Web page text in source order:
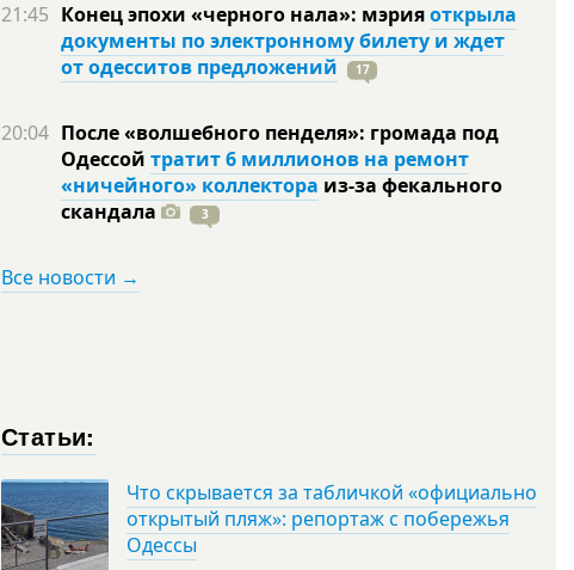
21:45 Конец эпохи «черного нала»: мэрияоткрыла
документы по электронному билету и ждет
от одесситов предложений
17
20:04 После «волшебного пенделя»: громада под
Одессой тратит 6 миллионов на ремонт
«ничейного» коллектора из-за фекального
скандала
3
Все новости →
Статьи:
Что скрывается за табличкой «официально
открытый пляж»: репортаж с побережья
Одессы